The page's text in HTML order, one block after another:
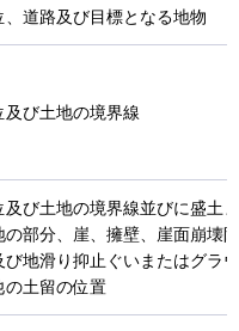
、道路及び目標となる地物
及び土地の境界線
及び土地の境界線並びに盛土
の部分、崖、擁壁、崖面崩壊
び地滑り抑止ぐいまたはグラ
の土留の位置